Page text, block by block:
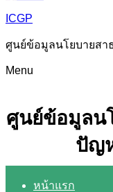
ICGP
ศูนย์ข้อมูลนโยบายส
Menu
ศูนย์ข้อมูลน
ปัญ
หน้าแรก